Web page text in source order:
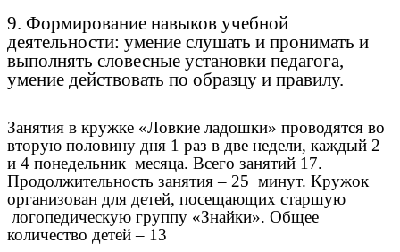
9. Формирование навыков учебной
деятельности: умение слушать и пронимать и
выполнять словесные установки педагога,
умение действовать по образцу и правилу.
Занятия в кружке «Ловкие ладошки» проводятся во
вторую половину дня 1 раз в две недели, каждый 2
и 4 понедельник месяца. Всего занятий 17.
Продолжительность занятия – 25 минут. Кружок
организован для детей, посещающих старшую
логопедическую группу «Знайки». Общее
количество детей – 13